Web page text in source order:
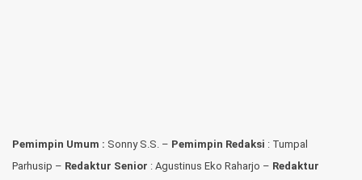
Pemimpin Umum : Sonny S.S. – Pemimpin Redaksi : Tumpal
Parhusip – Redaktur Senior : Agustinus Eko Raharjo – Redaktur